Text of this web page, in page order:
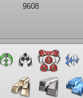
9608